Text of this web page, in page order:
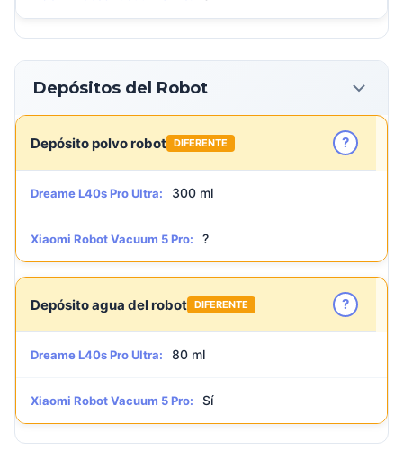
Depósitos del Robot
Depósito polvo robot DIFERENTE ?
Dreame L40s Pro Ultra: 300 ml
Xiaomi Robot Vacuum 5 Pro: ?
Depósito agua del robot DIFERENTE ?
Dreame L40s Pro Ultra: 80 ml
Xiaomi Robot Vacuum 5 Pro: Sí